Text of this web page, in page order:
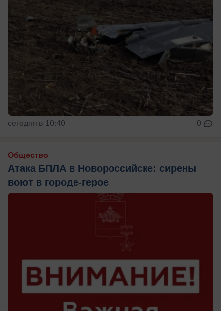
сегодня в 10:40 0
Общество
Атака БПЛА в Новороссийске: сирены
воют в городе-герое